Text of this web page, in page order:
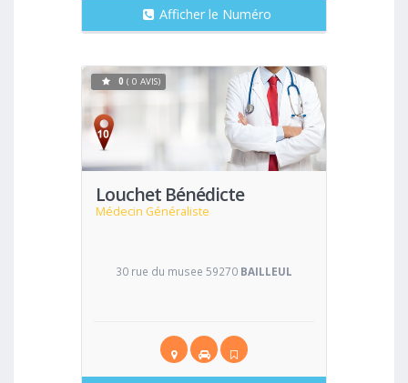
Afficher le Numéro
Louchet Bénédicte
Médecin Généraliste
Voir
0 ( 0 AVIS)
30 rue du musee 59270 BAILLEUL